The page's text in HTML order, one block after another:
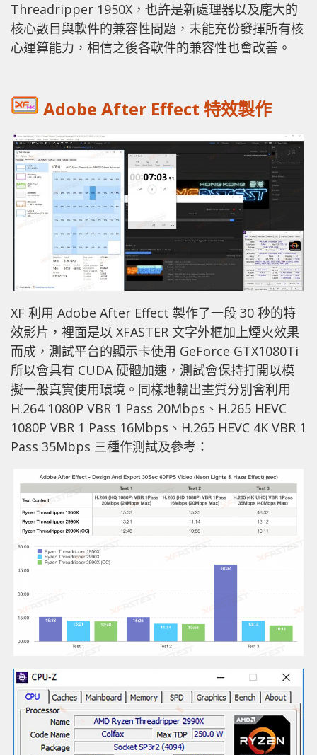
Threadripper 1950X，也許是新處理器以及龐大的
核心數目與軟件的兼容性問題，未能充份發揮所有核
心運算能力，相信之後各軟件的兼容性也會改善。
Adobe After Effect 特效製作
XF 利用 Adobe After Effect 製作了一段 30 秒的特
效影片，裡面是以 XFASTER 文字外框加上煙火效果
而成，測試平台的顯示卡使用 GeForce GTX1080Ti
所以會具有 CUDA 硬體加速，測試會保持打開以模
擬一般真實使用環境。同樣地輸出畫質分別會利用
H.264 1080P VBR 1 Pass 20Mbps、H.265 HEVC
1080P VBR 1 Pass 16Mbps、H.265 HEVC 4K VBR 1
Pass 35Mbps 三種作測試及參考：